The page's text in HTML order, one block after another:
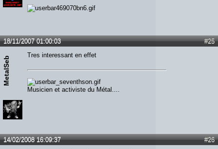
#25
18/11/2007 01:00:03
MetalSeb
Tres interessant en effet
Musicien et activiste du Métal....
#26
14/02/2008 16:09:37